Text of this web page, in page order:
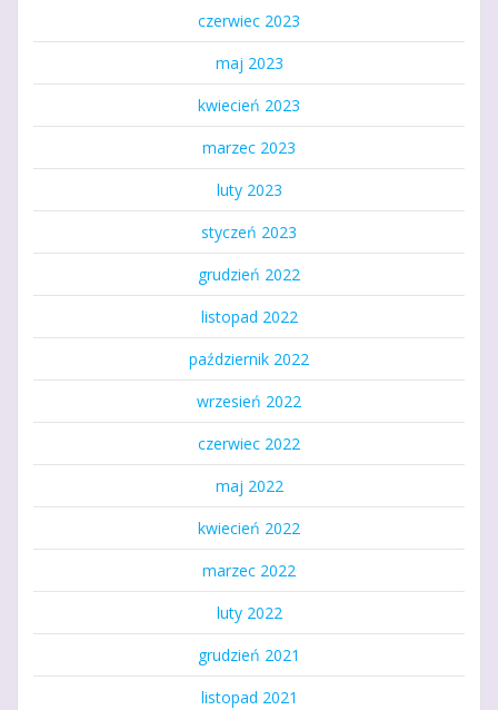
czerwiec 2023
maj 2023
kwiecień 2023
marzec 2023
luty 2023
styczeń 2023
grudzień 2022
listopad 2022
październik 2022
wrzesień 2022
czerwiec 2022
maj 2022
kwiecień 2022
marzec 2022
luty 2022
grudzień 2021
listopad 2021